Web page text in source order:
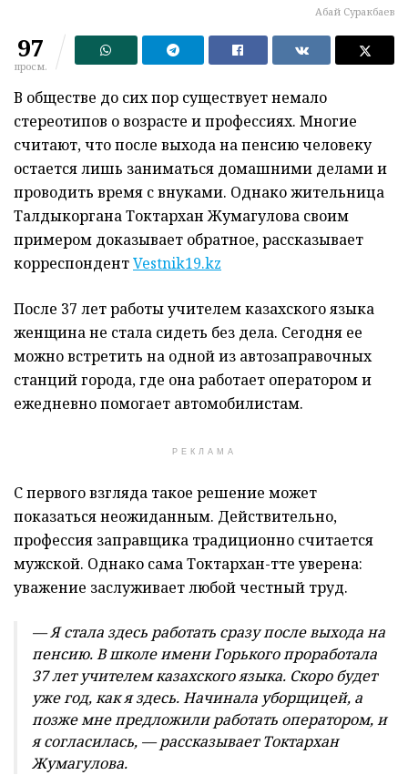
Абай Суракбаев
97
просм.
В обществе до сих пор существует немало
стереотипов о возрасте и профессиях. Многие
считают, что после выхода на пенсию человеку
остается лишь заниматься домашними делами и
проводить время с внуками. Однако жительница
Талдыкоргана Токтархан Жумагулова своим
примером доказывает обратное, рассказывает
корреспондентVestnik19.kz
После 37 лет работы учителем казахского языка
женщина не стала сидеть без дела. Сегодня ее
можно встретить на одной из автозаправочных
станций города, где она работает оператором и
ежедневно помогает автомобилистам.
РЕКЛАМА
С первого взгляда такое решение может
показаться неожиданным. Действительно,
профессия заправщика традиционно считается
мужской. Однако сама Токтархан-тәте уверена:
уважение заслуживает любой честный труд.
— Я стала здесь работать сразу после выхода на
пенсию. В школе имени Горького проработала
37 лет учителем казахского языка. Скоро будет
уже год, как я здесь. Начинала уборщицей, а
позже мне предложили работать оператором, и
я согласилась, — рассказывает Токтархан
Жумагулова.